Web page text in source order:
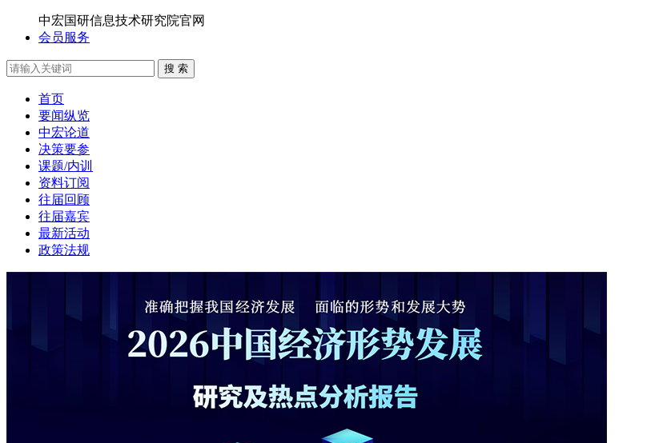
中宏国研信息技术研究院官网
会员服务
搜 索
首页
要闻纵览
中宏论道
决策要参
课题/内训
资料订阅
往届回顾
往届嘉宾
最新活动
政策法规